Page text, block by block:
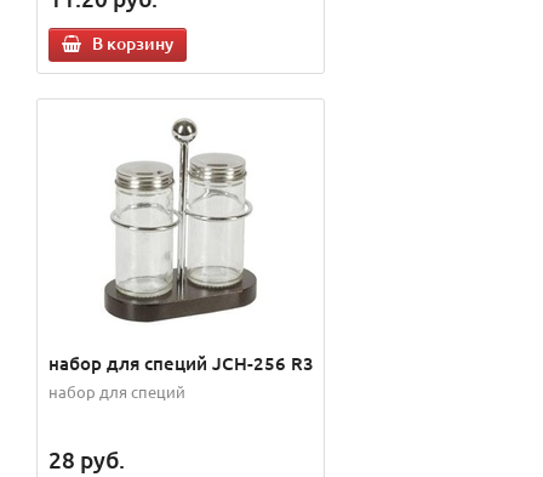
В корзину
набор для специй JCH-256 R3
набор для специй
28 руб.